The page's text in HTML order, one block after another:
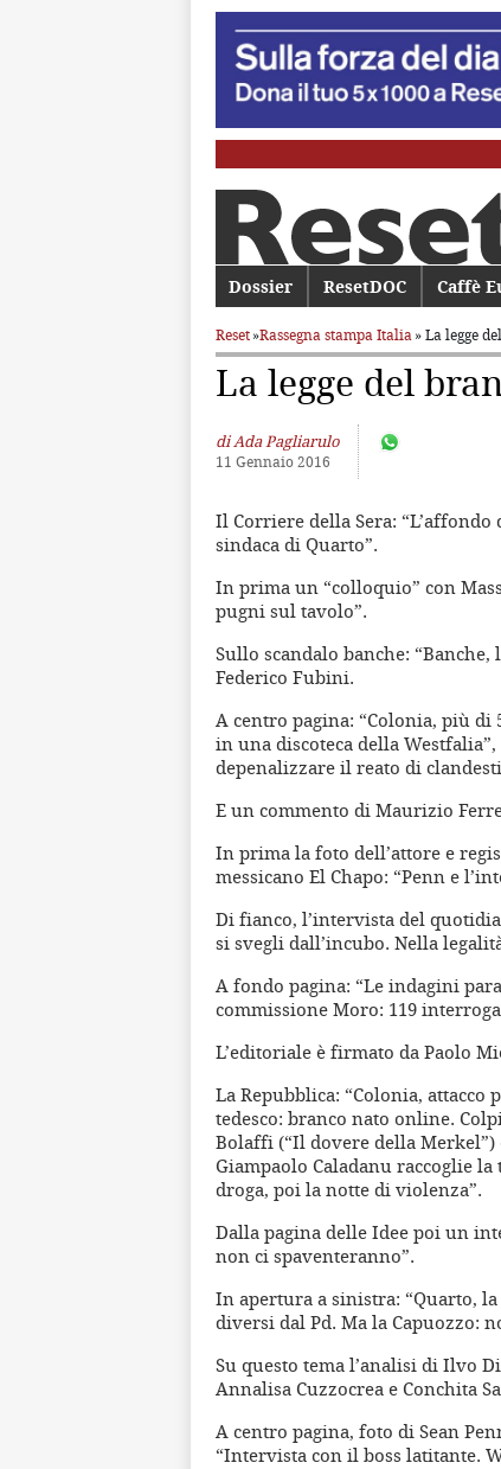
Menu principale
Vai al contenuto principale
Vai al contenuto secondario
Dossier ResetDOC Caffè
Reset»Rassegna stampa Italia» La legge
La legge del
di Ada Pagliarulo
11 Gennaio 2016
Il Corriere della Sera:
sindaca di Quarto”.
In prima un “colloquio” con
pugni sul tavolo”.
Sullo scandalo banche:
Federico Fubini.
A centro pagina: “Colonia, più di
in una discoteca della
depenalizzare il reato di
E un commento di Maurizio
In prima la foto dell’attore e
messicano El Chapo: “Penn e
Di fianco, l’intervista del
si svegli dall’incubo. Nella
A fondo pagina: “Le indagini
commissione Moro: 119
L’editoriale è firmato da Paolo
La Repubblica: “Colonia, attacco
tedesco: branco nato online.
Bolaffi (“Il dovere della
Giampaolo Caladanu raccoglie
droga, poi la notte di violenza”.
Dalla pagina delle Idee poi un
non ci spaventeranno”.
In apertura a sinistra: “Quarto,
diversi dal Pd. Ma la Capuozzo:
Su questo tema l’analisi di Ilvo
Annalisa Cuzzocrea e Conchita
A centro pagina, foto di Sean
“Intervista con il boss latitante.